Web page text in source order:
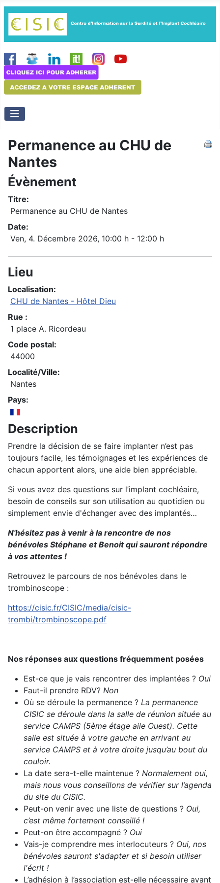
Permanence au CHU de
Nantes
Évènement
Titre:
Permanence au CHU de Nantes
Date:
Ven, 4. Décembre 2026, 10:00 h - 12:00 h
Lieu
Localisation:
CHU de Nantes - Hôtel Dieu
Rue :
1 place A. Ricordeau
Code postal:
44000
Localité/Ville:
Nantes
Pays:
Description
Prendre la décision de se faire implanter n’est pas
toujours facile, les témoignages et les expériences de
chacun apportent alors, une aide bien appréciable.
Si vous avez des questions sur l’implant cochléaire,
besoin de conseils sur son utilisation au quotidien ou
simplement envie d'échanger avec des implantés…
N'hésitez pas à venir à la rencontre de nos
bénévoles Stéphane et Benoit qui sauront répondre
à vos attentes !
Retrouvez le parcours de nos bénévoles dans le
trombinoscope :
https://cisic.fr/CISIC/media/cisic-
trombi/trombinoscope.pdf
Nos réponses aux questions fréquemment posées
Est-ce que je vais rencontrer des implantées ? Oui
Faut-il prendre RDV? Non
Où se déroule la permanence ? La permanence
CISIC se déroule dans la salle de réunion située au
service CAMPS (5ème étage aile Ouest). Cette
salle est située à votre gauche en arrivant au
service CAMPS et à votre droite jusqu’au bout du
couloir.
La date sera-t-elle maintenue ? Normalement oui,
mais nous vous conseillons de vérifier sur l’agenda
du site du CISIC.
Peut-on venir avec une liste de questions ? Oui,
c’est même fortement conseillé !
Peut-on être accompagné ? Oui
Vais-je comprendre mes interlocuteurs ? Oui, nos
bénévoles sauront s'adapter et si besoin utiliser
l'écrit !
L’adhésion à l’association est-elle nécessaire avant